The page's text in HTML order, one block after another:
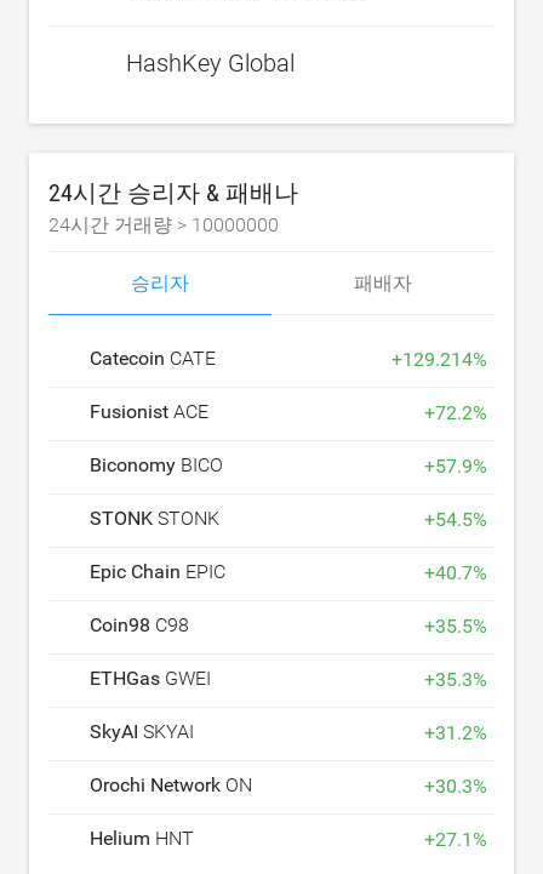
HashKey Global
24시간 승리자 & 패배나
24시간 거래량 > 10000000
승리자 패배자
Catecoin CATE +129.214%
Fusionist ACE +72.2%
Biconomy BICO +57.9%
STONK STONK +54.5%
Epic Chain EPIC +40.7%
Coin98 C98 +35.5%
ETHGas GWEI +35.3%
SkyAI SKYAI +31.2%
Orochi Network ON +30.3%
Helium HNT +27.1%